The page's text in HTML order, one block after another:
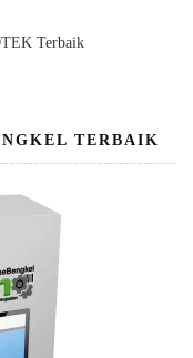
Terbaik
TERBAIK